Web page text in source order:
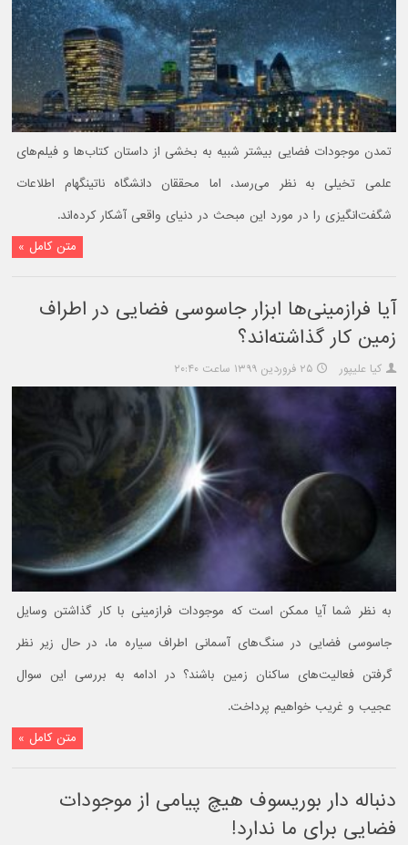
تمدن موجودات فضایی بیشتر شبیه به بخشی از داستان کتاب‌ها و فیلم‌های
علمی تخیلی به نظر می‌رسد، اما محققان دانشگاه ناتینگهام اطلاعات
شگفت‌انگیزی را در مورد این مبحث در دنیای واقعی آشکار کرده‌اند.
متن کامل »
آیا فرازمینی‌ها ابزار جاسوسی فضایی در اطراف
زمین کار گذاشته‌اند؟
کیا علیپور ۲۵ فروردین ۱۳۹۹ ساعت ۲۰:۴۰
به نظر شما آیا ممکن است که موجودات فرازمینی با کار گذاشتن وسایل
جاسوسی فضایی در سنگ‌های آسمانی اطراف سیاره ما، در حال زیر نظر
گرفتن فعالیت‌های ساکنان زمین باشند؟ در ادامه به بررسی این سوال
عجیب و غریب خواهیم پرداخت.
متن کامل »
دنباله دار بوریسوف هیچ پیامی از موجودات
فضایی برای ما ندارد!